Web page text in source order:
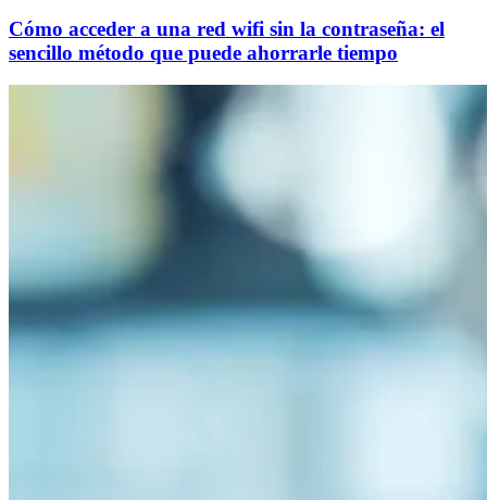
Cómo acceder a una red wifi sin la contraseña: el
sencillo método que puede ahorrarle tiempo